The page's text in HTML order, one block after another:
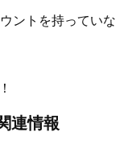
ントを持っていな
連情報